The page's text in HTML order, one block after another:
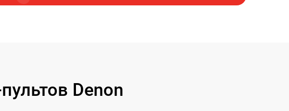
Denon